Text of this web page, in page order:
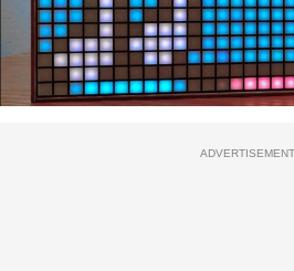
ADVERTISEMENT